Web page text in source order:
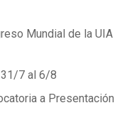
Mundial de la UIA
7 al 6/8
a Presentación